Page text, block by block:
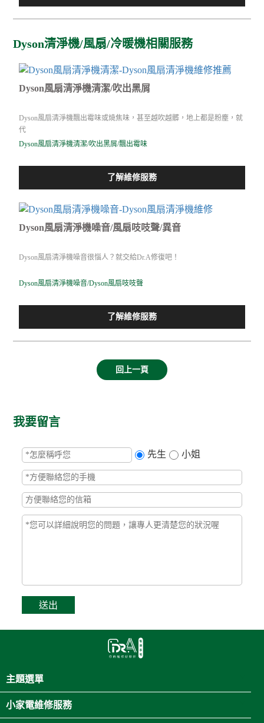
Dyson清淨機/風扇/冷暖機相關服務
Dyson風扇清淨機清潔/吹出黑屑
Dyson風扇清淨機飄出霉味或燒焦味，甚至越吹越髒，地上都是粉塵，就
代
Dyson風扇清淨機清潔/吹出黑屑/飄出霉味
了解維修服務
Dyson風扇清淨機噪音/風扇吱吱聲/異音
Dyson風扇清淨機噪音很惱人？就交給Dr.A修復吧！
Dyson風扇清淨機噪音/Dyson風扇吱吱聲
了解維修服務
回上一頁
我要留言
先生 小姐
主題選單
小家電維修服務